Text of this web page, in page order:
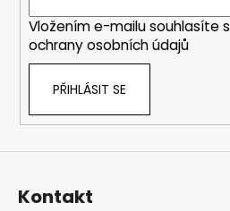
e
n
a
í
Vložením e-mailu souhlasíte s
ochrany osobních údajů
PŘIHLÁSIT SE
Kontakt